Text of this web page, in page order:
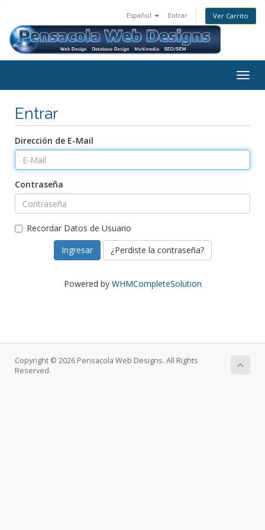
Español Entrar Ver Carrito
Entrar
Dirección de E-Mail
Contraseña
Recordar Datos de Usuario
¿Perdiste la contraseña?
Powered by WHMCompleteSolution
Copyright © 2026 Pensacola Web Designs. All Rights
Reserved.